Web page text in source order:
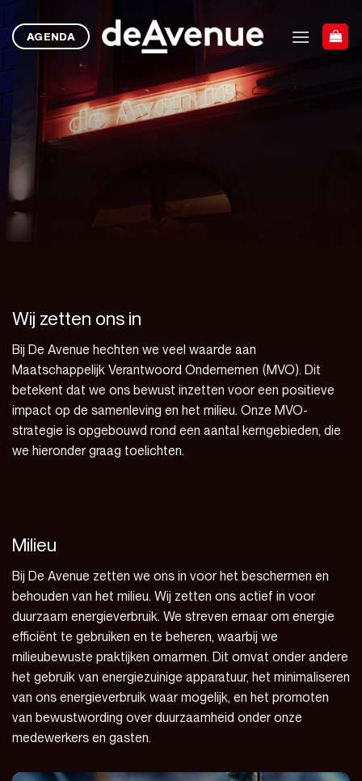
Ga
naar
inhoud
AGENDA
Wij zetten ons in
Bij De Avenue hechten we veel waarde aan
Maatschappelijk Verantwoord Ondernemen (MVO). Dit
betekent dat we ons bewust inzetten voor een positieve
impact op de samenleving en het milieu. Onze MVO-
strategie is opgebouwd rond een aantal kerngebieden, die
we hieronder graag toelichten.
Milieu
Bij De Avenue zetten we ons in voor het beschermen en
behouden van het milieu. Wij zetten ons actief in voor
duurzaam energieverbruik. We streven ernaar om energie
efficiënt te gebruiken en te beheren, waarbij we
milieubewuste praktijken omarmen. Dit omvat onder andere
het gebruik van energiezuinige apparatuur, het minimaliseren
van ons energieverbruik waar mogelijk, en het promoten
van bewustwording over duurzaamheid onder onze
medewerkers en gasten.